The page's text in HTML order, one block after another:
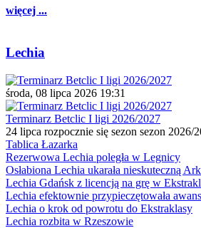
więcej ...
Lechia
środa, 08 lipca 2026 19:31
Terminarz Betclic I ligi 2026/2027
24 lipca rozpocznie się sezon sezon
Tablica Łazarka
Rezerwowa Lechia poległa w Legnicy
Osłabiona Lechia ukarała nieskuteczną
Lechia Gdańsk z licencją na grę w
Lechia efektownie przypieczętowała
Lechia o krok od powrotu do Ekstraklasy
Lechia rozbita w Rzeszowie